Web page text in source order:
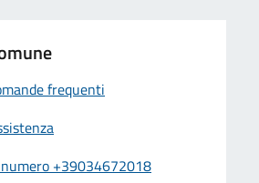
frequenti
+39034672018